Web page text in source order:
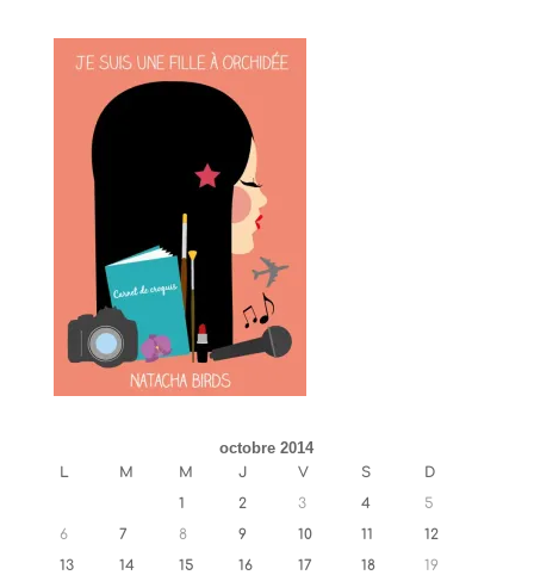
octobre 2014
L M M J V S
D
1
2 3 4
5
6
7 8 9 10 11
12
13
14 15 16 17 18
19